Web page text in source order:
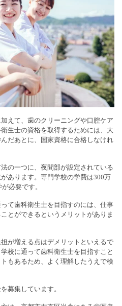
えて、歯のクリーニングや口腔ケア
生士の資格を取得するためには、大
だあとに、国家資格に合格しなけれ
の一つに、夜間部が設定されている
あります。専門学校の学費は300万
必要です。
て歯科衛生士を目指すのには、仕事
とができるというメリットがありま
が増える点はデメリットといえるで
校に通って歯科衛生士を目指すこと
もあるため、よく理解したうえで検
募集しています。